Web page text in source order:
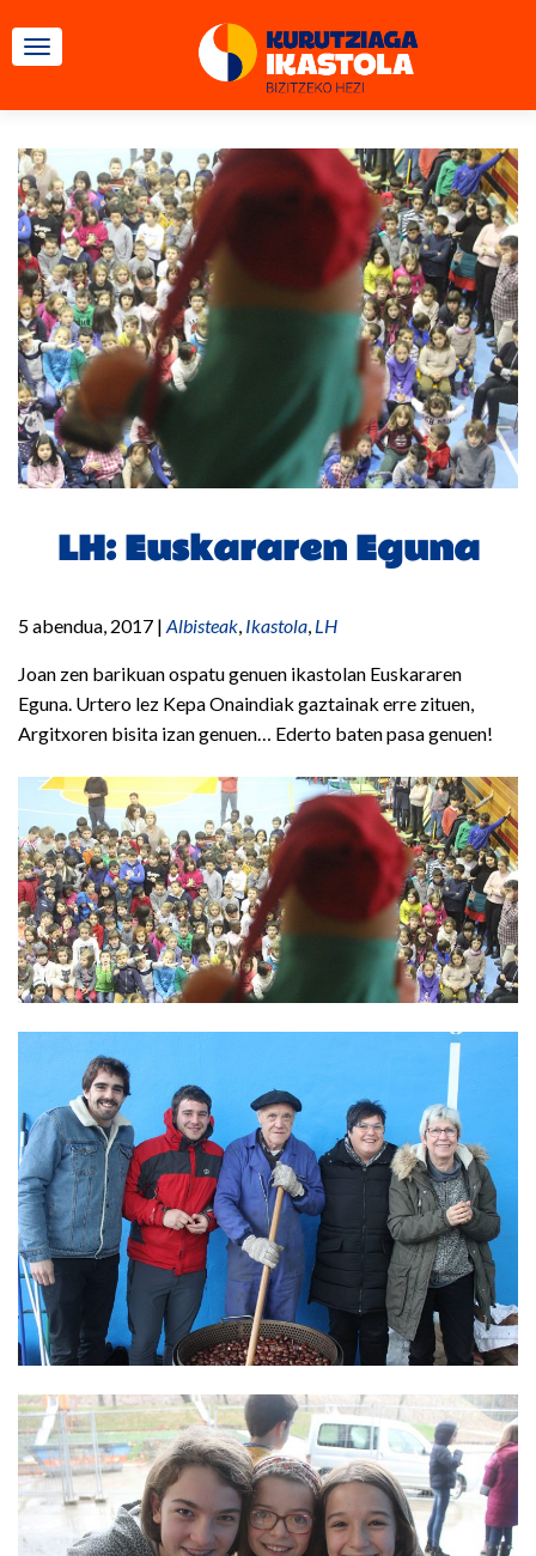
TOGGLE NAVIGATION
LH: Euskararen Eguna
5 abendua, 2017 | Albisteak, Ikastola, LH
Joan zen barikuan ospatu genuen ikastolan Euskararen
Eguna. Urtero lez Kepa Onaindiak gaztainak erre zituen,
Argitxoren bisita izan genuen… Ederto baten pasa genuen!